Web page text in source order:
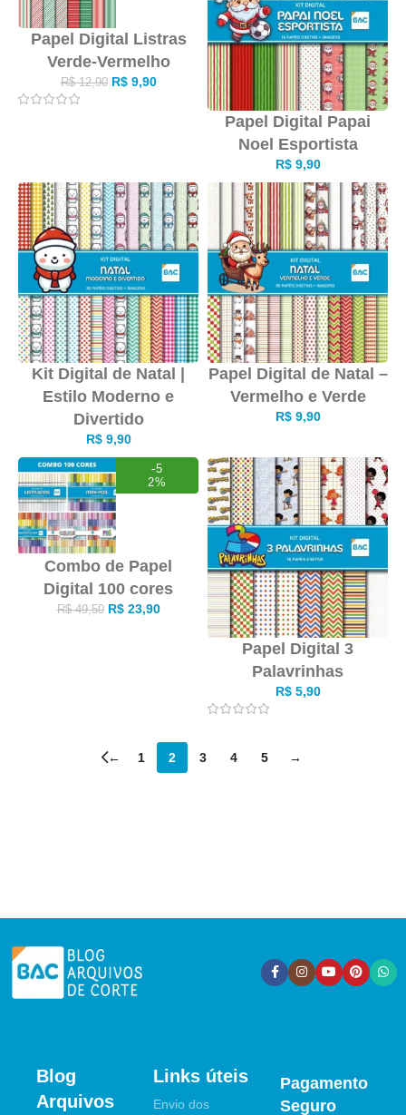
Papel Digital Listras
Verde-Vermelho
R$12,90 R$9,90
Papel Digital Papai
Noel Esportista
R$9,90
Kit Digital de Natal |
Estilo Moderno e
Divertido
R$9,90
Papel Digital de Natal –
Vermelho e Verde
R$9,90
-5
2%
Combo de Papel
Digital 100 cores
R$49,50 R$23,90
Papel Digital 3
Palavrinhas
R$5,90
← 1 2 3 4 5 →
Blog
Arquivos
Links úteis
Envio dos
Pagamento
Seguro